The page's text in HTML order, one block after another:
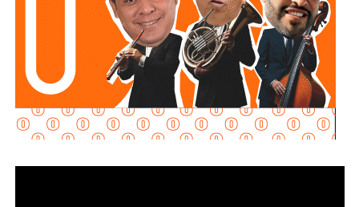
Gómez y De Angoitia han sido por muchos años los
hombre de confianza de Emilio Azcárraga Jean
grado que cuando en 2024 este último dio un paso al
Ayuntamiento de San Luis Potosíque
cumpla con el
Sistema Municipal de Cuidados“.